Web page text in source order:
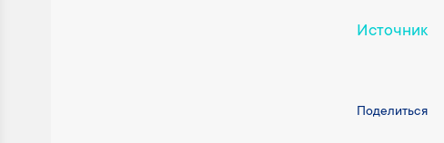
Источник
Поделиться